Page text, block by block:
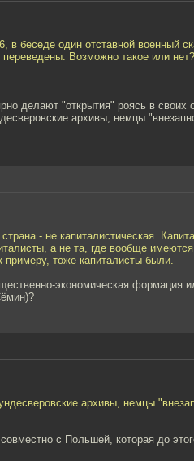
в беседе один отставной военный
Возможно такое или нет?
делают "открытия" роясь в своих
архивы, немцы
- не капиталистическая.
а не та, где вообще
тоже капиталисты были.
экономическая формация
архивы, немцы
с Польшей, которая до